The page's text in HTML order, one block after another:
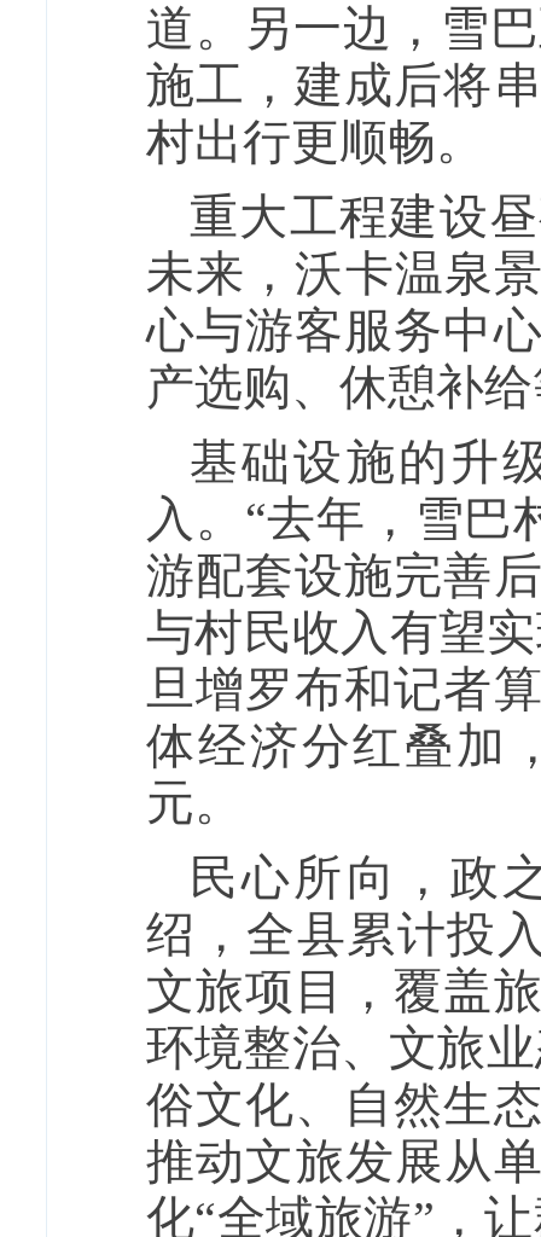
道。另一边，雪
施工，建成后将
村出行更顺畅。
重大工程建设
未来，沃卡温泉
心与游客服务中
产选购、休憩补
基础设施的升
入。“去年，雪巴
游配套设施完善
与村民收入有望
旦增罗布和记者
体经济分红叠加
元。
民心所向，政
绍，全县累计投
文旅项目，覆盖
环境整治、文旅
俗文化、自然生
推动文旅发展从
化“全域旅游”，